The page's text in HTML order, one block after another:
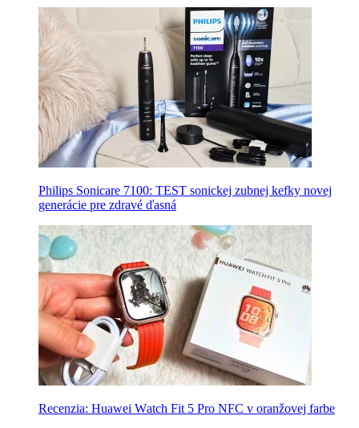
Philips Sonicare 7100: TEST sonickej zubnej kefky novej
generácie pre zdravé ďasná
Recenzia: Huawei Watch Fit 5 Pro NFC v oranžovej farbe